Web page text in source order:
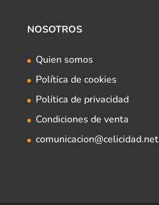
NOSOTROS
Quien somos
Política de cookies
Política de privacidad
Condiciones de venta
comunicacion@celicidad.net